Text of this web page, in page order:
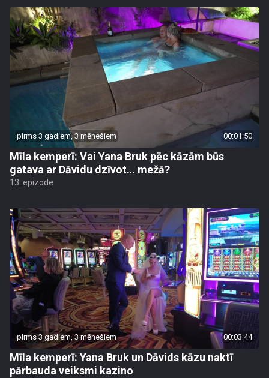
pirms 3 gadiem, 3 mēnešiem 00:01:50
Mīla kemperī: Vai Yana Bruk pēc kāzām būs
gatava ar Dāvidu dzīvot… mežā?
13. epizode
pirms 3 gadiem, 3 mēnešiem 00:03:44
Mīla kemperī: Yana Bruk un Dāvids kāzu naktī
pārbauda veiksmi kazino